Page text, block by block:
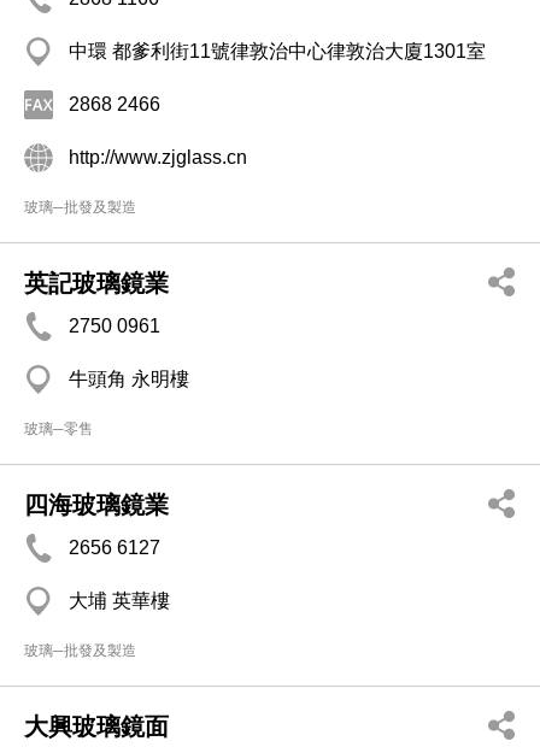
中環 都爹利街11號律敦治中心律敦治大廈1301室
2868 2466
http://www.zjglass.cn
玻璃─批發及製造
英記玻璃鏡業
2750 0961
牛頭角 永明樓
玻璃─零售
四海玻璃鏡業
2656 6127
大埔 英華樓
玻璃─批發及製造
大興玻璃鏡面